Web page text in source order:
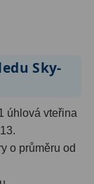
Sky-
úhlová vteřina
o průměru od